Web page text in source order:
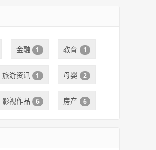
金融 1 教育 1
旅游资讯 1 母婴 2
影视作品 6 房产 6